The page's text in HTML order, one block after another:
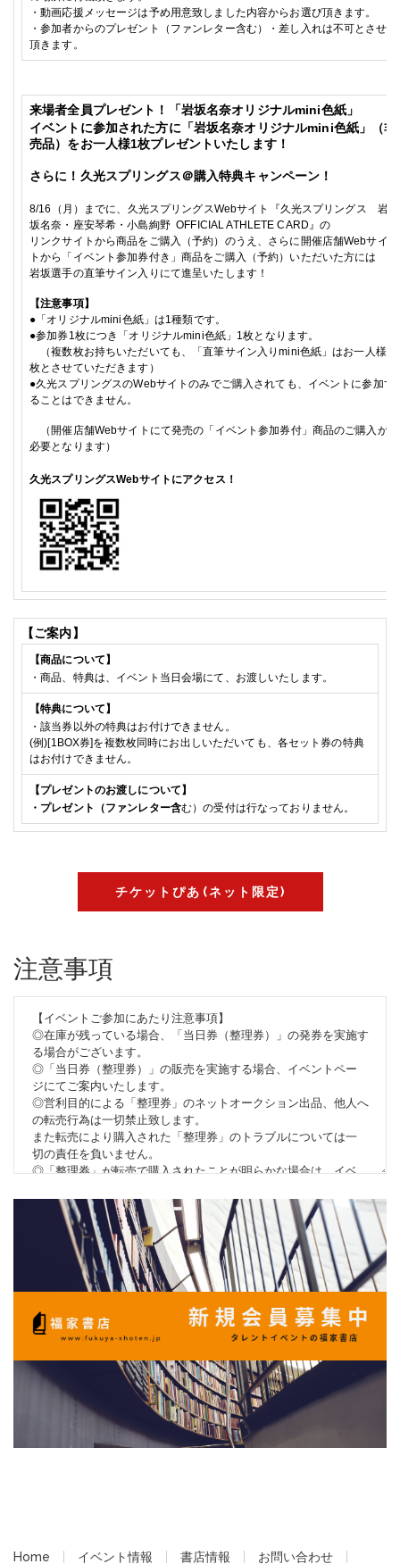
・動画応援メッセージは予め用意致しました内容からお選び頂きます。
・参加者からのプレゼント（ファンレター含む）・差し入れは不可とさせて
頂きます。
来場者全員プレゼント！「岩坂名奈オリジナルmini色紙」
イベントに参加された方に「岩坂名奈オリジナルmini色紙」（非
売品）をお一人様1枚プレゼントいたします！
さらに！久光スプリングス＠購入特典キャンペーン！
8/16 （月）までに、久光スプリングスWebサイト『久光スプリングス 岩
坂名奈・座安琴希・小島絢野OFFICIAL ATHLETE CARD』の
リンクサイトから商品をご購入（予約）のうえ、さらに開催店舗Webサイ
トから「イベント参加券付き」商品をご購入（予約）いただいた方には
岩坂選手の直筆サイン入りにて進呈いたします！
【注意事項】
● 「オリジナルmini色紙」は1種類です。
●参加券1枚につき「オリジナルmini色紙」 1枚となります。
（複数枚お持ちいただいても、「直筆サイン入りmini色紙」はお一人様1
枚とさせていただきます）
●久光スプリングスのWebサイトのみでご購入されても、イベントに参加す
ることはできません。
（開催店舗Webサイトにて発売の「イベント参加券付」商品のご購入が
必要となります）
久光スプリングスWebサイトにアクセス！
【ご案内】
【商品について】
・商品、特典は、イベント当日会場にて、お渡しいたします。
【特典について】
・該当券以外の特典はお付けできません。
(例)[1BOX券]を複数枚同時にお出しいただいても、各セット券の特典
はお付けできません。
【プレゼントのお渡しについて】
・プレゼント（ファンレター含む）の受付は行なっておりません。
チケットぴあ(ネット限定)
注意事項
Home イベント情報 書店情報 お問い合わせ